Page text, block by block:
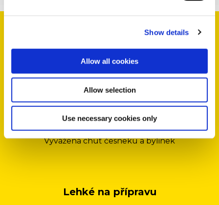
Show details
Allow all cookies
Allow selection
Use necessary cookies only
česnekovo-bylinkovou chutí,
neuvěřitelně křupavé na
povrchu a jemné uvnitř
Rustikální vzhled
Dokonale ochucené
Vyvážená chuť česneku a bylinek
Lehké na přípravu